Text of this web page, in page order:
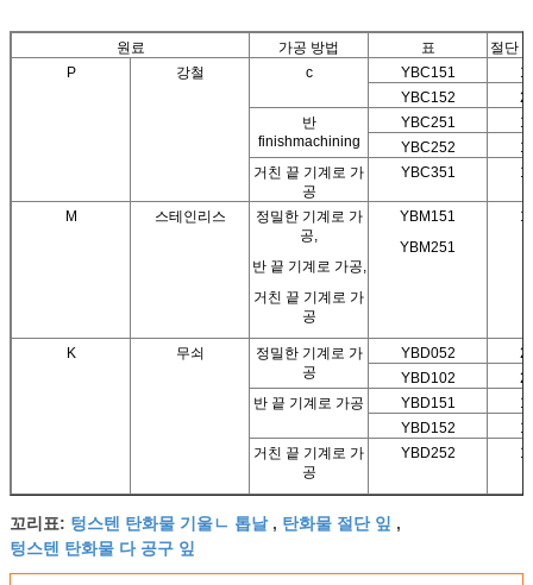
원료 가공 방법 표
절단
P
강철 c YBC151
YBC152
반
finishmachining
YBC251
YBC252
거친 끝 기계로 가
공
YBC351
M 스테인리스
정밀한 기계로 가
공,
반 끝 기계로 가공,
거친 끝 기계로 가
공
YBM151
YBM251
K 무쇠
정밀한 기계로 가
공
YBD052
YBD102
반 끝 기계로 가공
YBD151
YBD152
거친 끝 기계로 가
공
YBD252
꼬리표: 텅스텐 탄화물 기울ㄴ 톱날, 탄화물 절단 잎 ,
텅스텐 탄화물 다 공구 잎